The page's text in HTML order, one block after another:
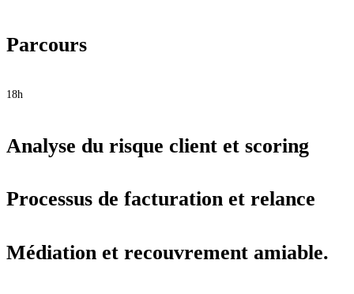
Parcours
18h
Analyse du risque client et scoring
Processus de facturation et relance
Médiation et recouvrement amiable.